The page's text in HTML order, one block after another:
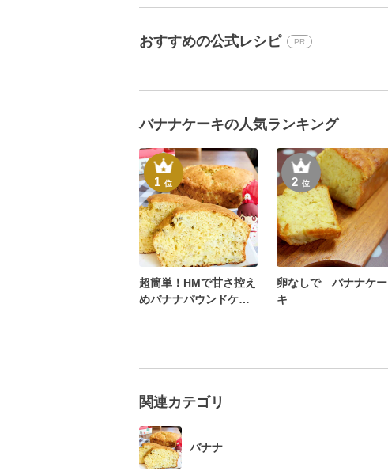
おすすめの公式レシピ PR
バナナケーキの人気ランキング
1位
超簡単！HMで甘さ控え
めバナナパウンドケー
2位
卵なしで バナナケー
キ
関連カテゴリ
バナナ